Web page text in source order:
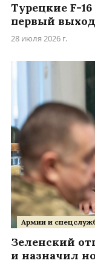
Турецкие F-
первый
28 июля 2026 г.
Армии и
Зеленский
и назначил